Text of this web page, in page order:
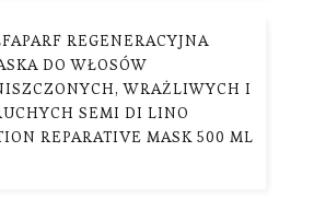
REGENERACYJNA
DO WŁOSÓW
WRAŻLIWYCH I
SEMI DI LINO
REPARATIVE MASK 500 ML